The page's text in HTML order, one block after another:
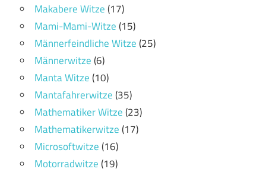
Makabere Witze(17)
Mami-Mami-Witze(15)
Männerfeindliche Witze(25)
Männerwitze(6)
Manta Witze(10)
Mantafahrerwitze(35)
Mathematiker Witze(23)
Mathematikerwitze(17)
Microsoftwitze(16)
Motorradwitze(19)